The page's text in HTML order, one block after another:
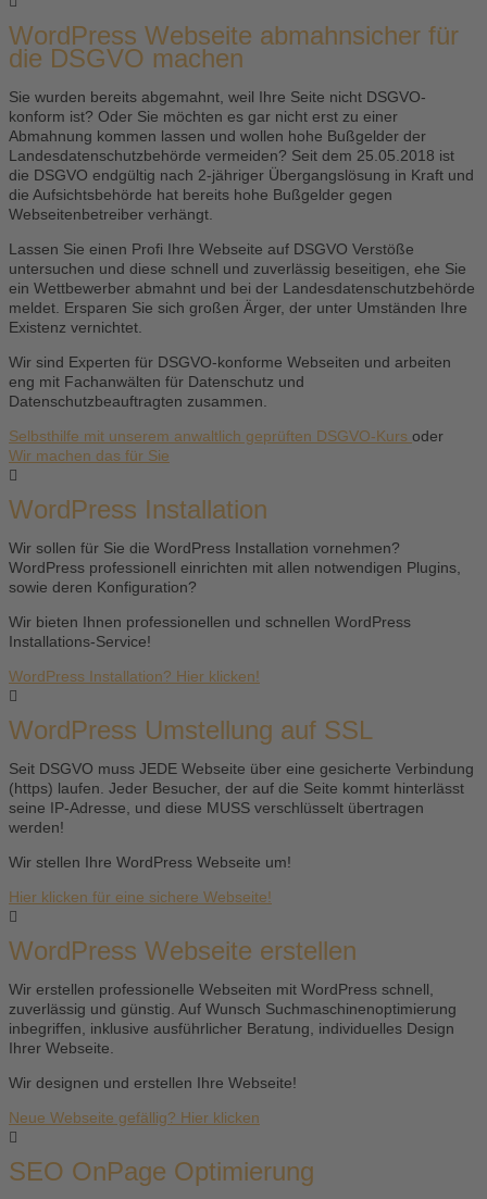
WordPress Webseite abmahnsicher für
die DSGVO machen
Sie wurden bereits abgemahnt, weil Ihre Seite nicht DSGVO-
konform ist? Oder Sie möchten es gar nicht erst zu einer
Abmahnung kommen lassen und wollen hohe Bußgelder der
Landesdatenschutzbehörde vermeiden? Seit dem 25.05.2018 ist
die DSGVO endgültig nach 2-jähriger Übergangslösung in Kraft und
die Aufsichtsbehörde hat bereits hohe Bußgelder gegen
Webseitenbetreiber verhängt.
Lassen Sie einen Profi Ihre Webseite auf DSGVO Verstöße
untersuchen und diese schnell und zuverlässig beseitigen, ehe Sie
ein Wettbewerber abmahnt und bei der Landesdatenschutzbehörde
meldet. Ersparen Sie sich großen Ärger, der unter Umständen Ihre
Existenz vernichtet.
Wir sind Experten für DSGVO-konforme Webseiten und arbeiten
eng mit Fachanwälten für Datenschutz und
Datenschutzbeauftragten zusammen.
Selbsthilfe mit unserem anwaltlich geprüften DSGVO-Kurs oder
Wir machen das für Sie
WordPress Installation
Wir sollen für Sie die WordPress Installation vornehmen?
WordPress professionell einrichten mit allen notwendigen Plugins,
sowie deren Konfiguration?
Wir bieten Ihnen professionellen und schnellen WordPress
Installations-Service!
WordPress Installation? Hier klicken!
WordPress Umstellung auf SSL
Seit DSGVO muss JEDE Webseite über eine gesicherte Verbindung
(https) laufen. Jeder Besucher, der auf die Seite kommt hinterlässt
seine IP-Adresse, und diese MUSS verschlüsselt übertragen
werden!
Wir stellen Ihre WordPress Webseite um!
Hier klicken für eine sichere Webseite!
WordPress Webseite erstellen
Wir erstellen professionelle Webseiten mit WordPress schnell,
zuverlässig und günstig. Auf Wunsch Suchmaschinenoptimierung
inbegriffen, inklusive ausführlicher Beratung, individuelles Design
Ihrer Webseite.
Wir designen und erstellen Ihre Webseite!
Neue Webseite gefällig? Hier klicken
SEO OnPage Optimierung